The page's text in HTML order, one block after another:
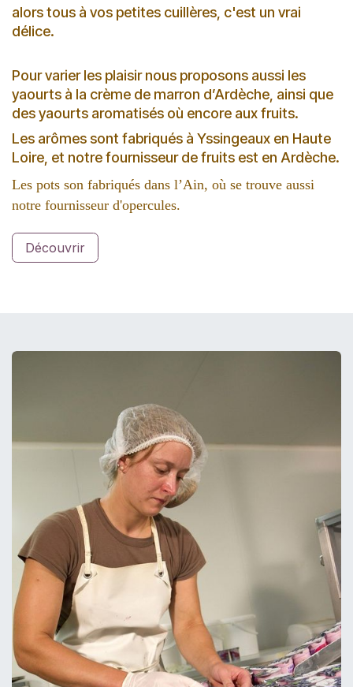
alors tous à vos petites cuillères, c'est un vrai
délice.
Pour varier les plaisir nous proposons aussi les
yaourts à la crème de marron d’Ardèche, ainsi que
des yaourts aromatisés où encore aux fruits.
Les arômes sont fabriqués à Yssingeaux en Haute
Loire, et notre fournisseur de fruits est en Ardèche.
Les pots son fabriqués dans l’Ain, où se trouve aussi
notre fournisseur d'opercules.
Découvrir